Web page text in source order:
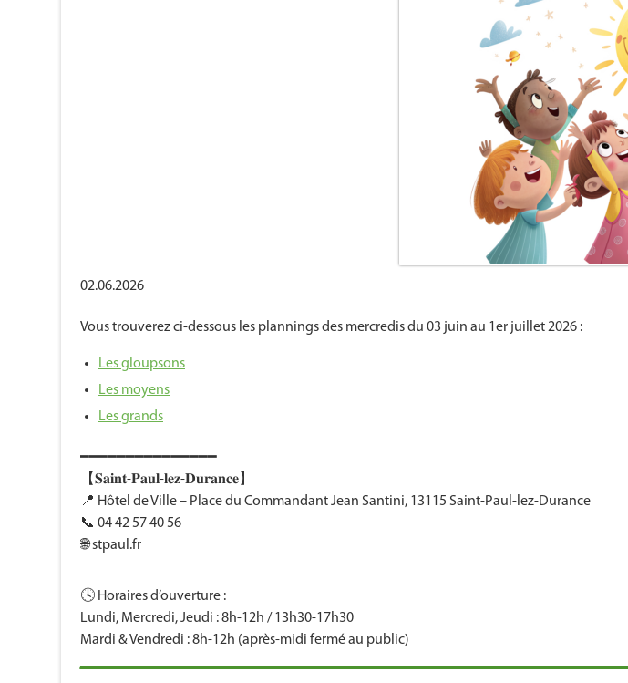
02.06.2026
Vous trouverez ci-dessous les plannings des mercredis du 03 juin au 1er juillet 2026 :
Les gloupsons
Les moyens
Les grands
━━━━━━━━━━━━━━━
【𝐒𝐚𝐢𝐧𝐭-𝐏𝐚𝐮𝐥-𝐥𝐞𝐳-𝐃𝐮𝐫𝐚𝐧𝐜𝐞】
📍 Hôtel de Ville – Place du Commandant Jean Santini, 13115 Saint-Paul-lez-Durance
📞 04 42 57 40 56
🌐 stpaul.fr
🕓 Horaires d’ouverture :
Lundi, Mercredi, Jeudi : 8h-12h / 13h30-17h30
Mardi & Vendredi : 8h-12h (après-midi fermé au public)